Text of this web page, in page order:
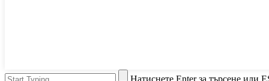
Натиснете Enter за търсене или